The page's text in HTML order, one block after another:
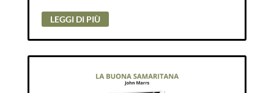
LEGGI DI PIÙ